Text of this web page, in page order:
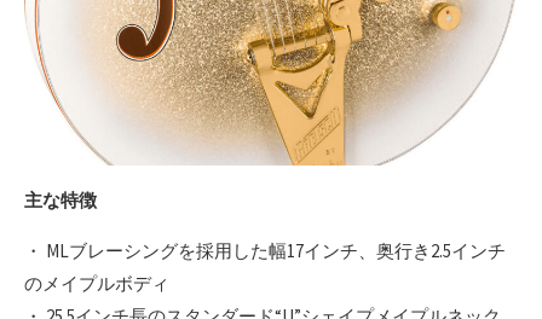
主な特徴
・ MLブレーシングを採用した幅17インチ、奥行き2.5インチ
のメイプルボディ